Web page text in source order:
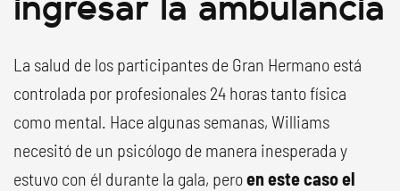
La salud de los participantes de Gran Hermano está
controlada por profesionales 24 horas tanto física
como mental. Hace algunas semanas, Williams
necesitó de un psicólogo de manera inesperada y
estuvo con él durante la gala, peroen este caso el